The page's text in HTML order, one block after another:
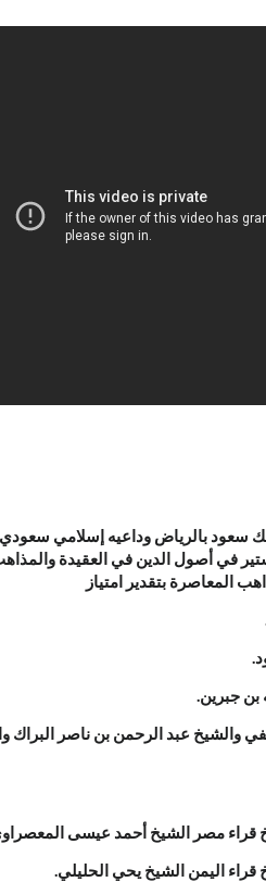
في أصول الدين في العقيدة
المعاصرة بتقدير امتياز
بن جبرين.
والشيخ عبد الرحمن بن ناصر البراك
قراء مصر الشيخ أحمد عيسى
اليمن الشيخ يحي الحليلي.